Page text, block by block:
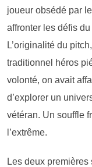
joueur obsédé par
affronter les défis
L’originalité du
traditionnel héros
volonté, on avait
d’explorer un
vétéran. Un souffle
l’extrême.
Les deux